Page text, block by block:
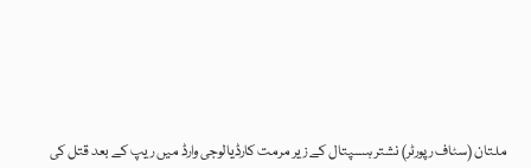
ملتان (سٹاف رپورٹر) نشتر ہسپتال کے زیر مرمت کارڈیالوجی وارڈ میں ریپ کے بعد قتل کی